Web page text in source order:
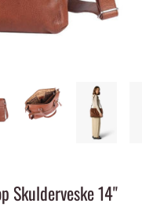
Skulderveske 14"